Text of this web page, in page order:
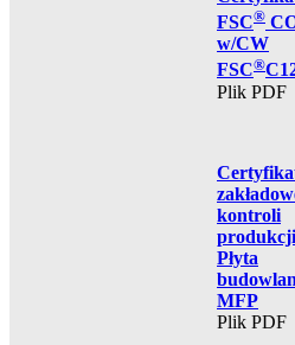
FSC®
w/CW
FSC®
Plik PDF
kontroli
Płyta
MFP
Plik PDF